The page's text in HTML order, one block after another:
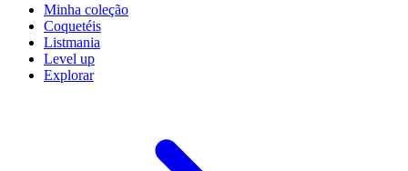
Minha coleção
Coquetéis
Listmania
Level up
Explorar